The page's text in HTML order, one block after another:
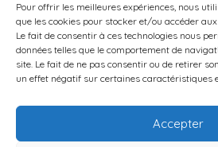
Pour offrir les meilleures expériences, nous
que les cookies pour stocker et/ou accéder
Le fait de consentir à ces technologies nous
données telles que le comportement de
site. Le fait de ne pas consentir ou de retirer
un effet négatif sur certaines caractéristiques
Accepter
généralement compétitifs
neuf, et nombreux sont
charme culturel et
infrastructures essentielles
transports en commun ou